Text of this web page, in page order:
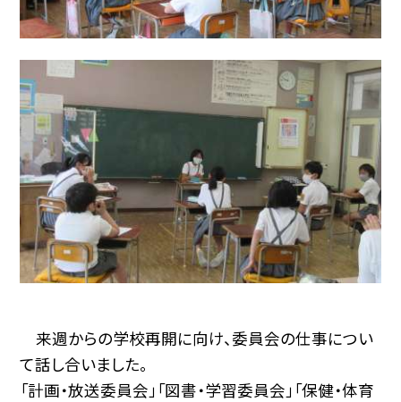
来週からの学校再開に向け、委員会の仕事につい
て話し合いました。
「計画・放送委員会」「図書・学習委員会」「保健・体育